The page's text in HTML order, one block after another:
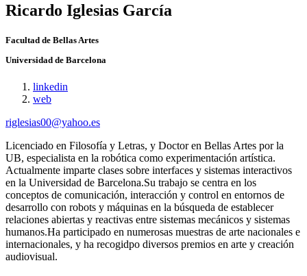
Ricardo Iglesias García
Facultad de Bellas Artes
Universidad de Barcelona
linkedin
web
riglesias00@yahoo.es
Licenciado en Filosofía y Letras, y Doctor en Bellas Artes por la
UB, especialista en la robótica como experimentación artística.
Actualmente imparte clases sobre interfaces y sistemas interactivos
en la Universidad de Barcelona.Su trabajo se centra en los
conceptos de comunicación, interacción y control en entornos de
desarrollo con robots y máquinas en la búsqueda de establecer
relaciones abiertas y reactivas entre sistemas mecánicos y sistemas
humanos.Ha participado en numerosas muestras de arte nacionales e
internacionales, y ha recogidpo diversos premios en arte y creación
audiovisual.